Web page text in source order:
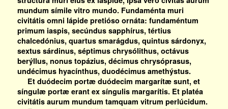
mundum símile vitro mundo. Fundaménta muri
civitátis omni lápide pretióso ornáta: fundaméntum
primum iaspis, secúndus sapphírus, tértius
chalcedónius, quartus smarágdus, quintus sárdonyx,
sextus sárdinus, séptimus chrysólithus, octávus
berýllus, nonus topázius, décimus chrysóprasus,
undécimus hyacínthus, duodécimus amethýstus.
Et duódecim portæ duódecim margarítæ sunt, et
síngulæ portæ erant ex síngulis margarítis. Et platéa
civitátis aurum mundum tamquam vitrum perlúcidum.